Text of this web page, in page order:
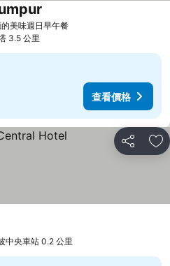
美味週日早午餐查看價格
3.5 公里
查看價格
分享 加
格
格
中央車站 0.2 公里